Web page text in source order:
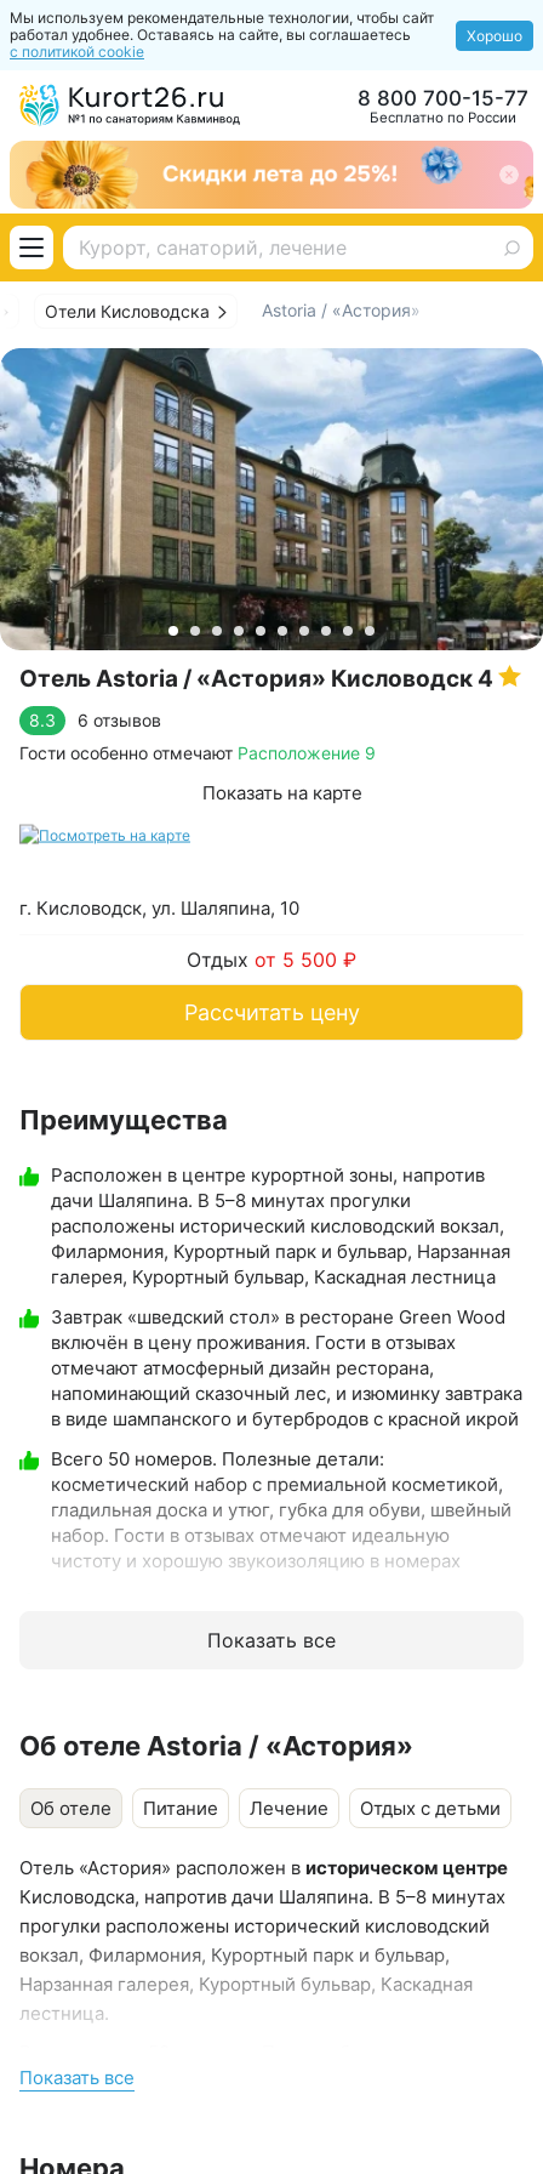
Мы используем рекомендательные технологии, чтобы сайт
работал удобнее. Оставаясь на сайте, вы соглашаетесь
с политикой cookie
Хорошо
Бесплатно по России
8 800 700-15-77
Отели Кисловодска Astoria / «Астория»
Отель Astoria / «Астория» Кисловодск 4
Показать на карте
г. Кисловодск, ул. Шаляпина, 10
8.3
6 отзывов
Гости особенно отмечают Расположение 9
Отдых от 5 500 ₽
Рассчитать цену
Преимущества
Расположен в центре курортной зоны, напротив
дачи Шаляпина. В 5–8 минутах прогулки
расположены исторический кисловодский вокзал,
Филармония, Курортный парк и бульвар, Нарзанная
галерея, Курортный бульвар, Каскадная лестница
Завтрак «шведский стол» в ресторане Green Wood
включён в цену проживания. Гости в отзывах
отмечают атмосферный дизайн ресторана,
напоминающий сказочный лес, и изюминку завтрака
в виде шампанского и бутербродов с красной икрой
Всего 50 номеров. Полезные детали:
косметический набор с премиальной косметикой,
гладильная доска и утюг, губка для обуви, швейный
набор. Гости в отзывах отмечают идеальную
чистоту и хорошую звукоизоляцию в номерах
По запросу предоставляют детские кроватки
Показать все
Об отеле Astoria / «Астория»
Об отеле Питание Лечение Отдых с детьми
Отель «Астория» расположен в историческом центре
Кисловодска, напротив дачи Шаляпина. В 5–8 минутах
прогулки расположены исторический кисловодский
вокзал, Филармония, Курортный парк и бульвар,
Нарзанная галерея, Курортный бульвар, Каскадная
лестница.
(холодильник, кондиционер, чайная станция) в номерах
косметикой. Гости в отзывах отмечают
Показать все